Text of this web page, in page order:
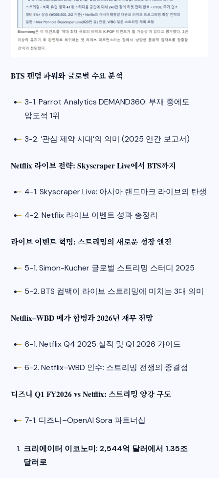
BTS 팬덤 파워와 글로벌 수요 분석
3-1. Parrot Analytics DEMAND360: 부재 중에도
압도적 1위
3-2. ‘관심 제약 시대’의 의미 (2025 연간 보고서)​
Netflix 라이브 전략: Skyscraper Live에서 BTS까지
4-1. Skyscraper Live: 아시아 랜드마크 라이브의 탄생
4-2. Netflix 라이브 이벤트 성과 총정리​
라이브 이벤트 혁명: 스트리밍의 새로운 성장 엔진
5-1. Simon-Kucher 글로벌 스트리밍 스터디 2025
5-2. BTS 컴백이 라이브 스트리밍에 미치는 3대 의미​
Netflix–WBD 메가 합병과 2026년 재무 전망
6-1. Netflix Q4 2025 실적 및 Q1 2026 가이드
6-2. Netflix–WBD 인수: 스트리밍 전쟁의 종결점​
디즈니 Q1 FY2026 vs Netflix: 스트리밍 양강 구도
7-1. 디즈니–OpenAI Sora 파트너십​
크리에이터 이코노미: 2,544억 달러에서 1.35조
달러로